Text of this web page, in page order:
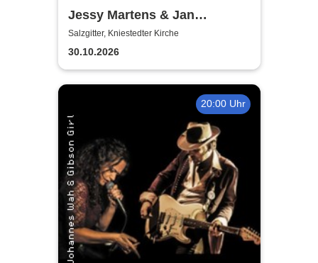
Jessy Martens & Jan
Fischer's Blues Support
Salzgitter, Kniestedter Kirche
30.10.2026
20:00 Uhr